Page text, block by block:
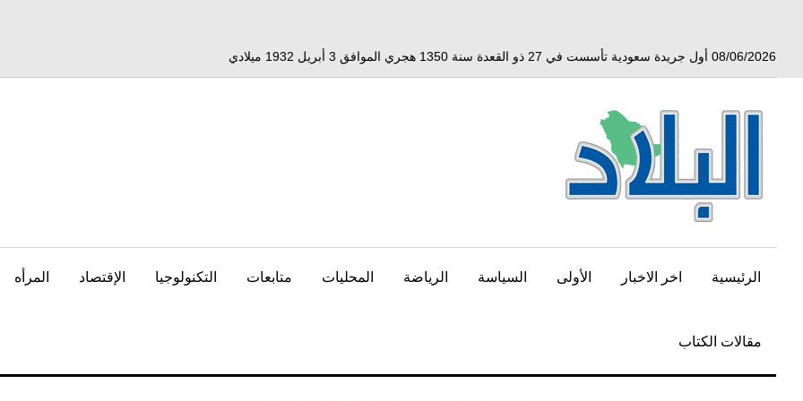
08/06/2026 أول جريدة سعودية تأسست في 27 ذو القعدة سنة 1350 هجري الموافق 3 أبريل 1932 ميلادي
الرئيسية اخر الاخبار الأولى السياسة الرياضة المحليات متابعات التكنولوجيا الإقتصاد المرأه
مقالات الكتاب